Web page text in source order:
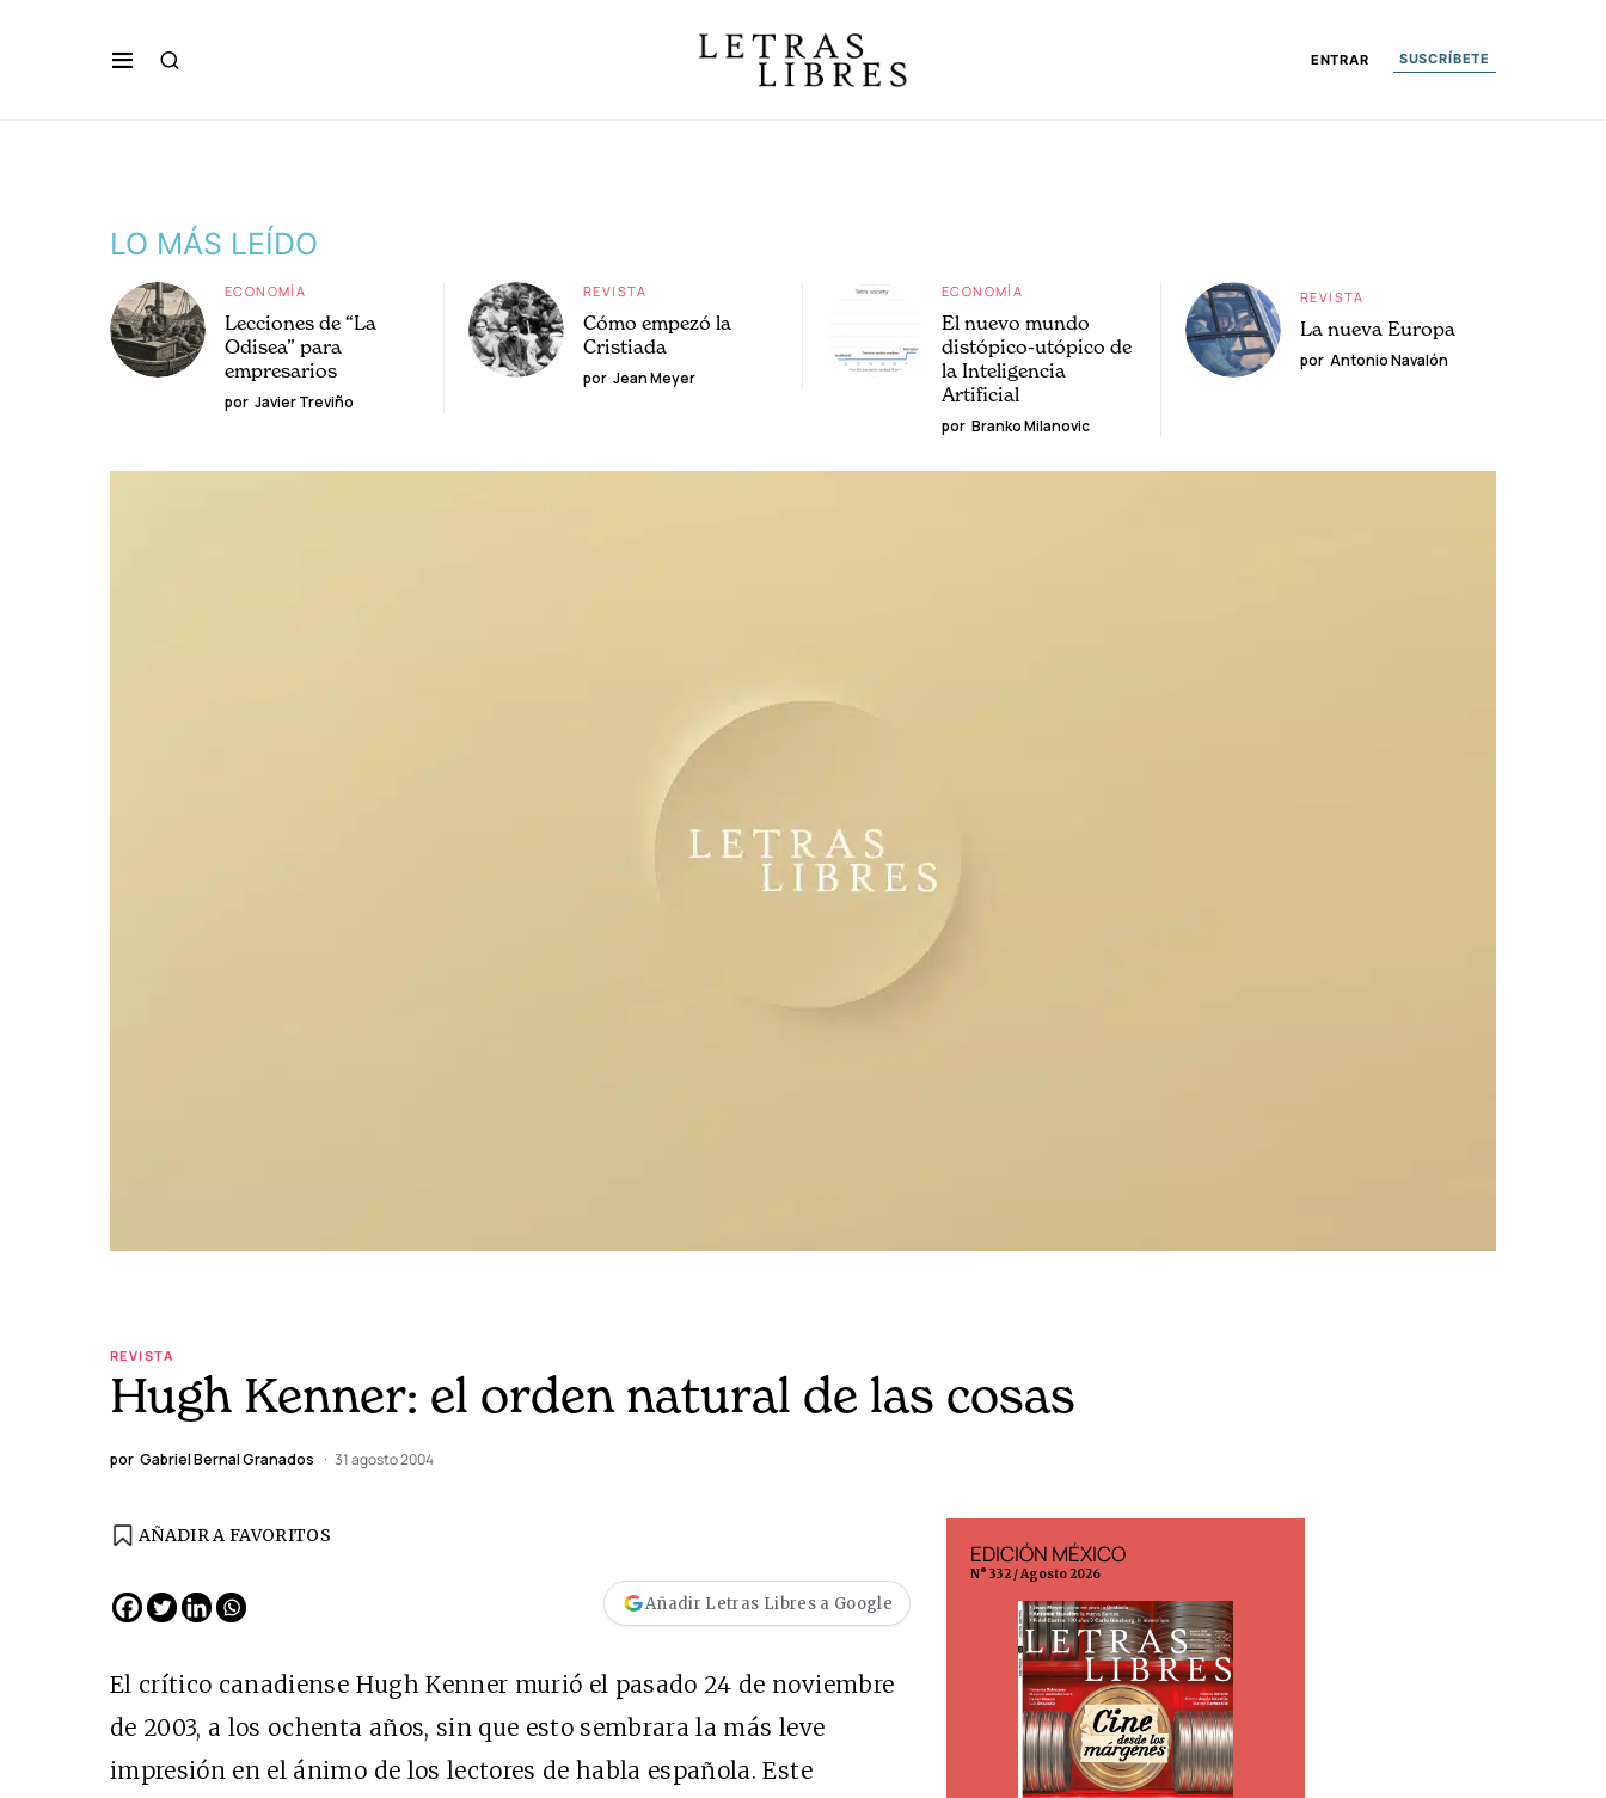
ENTRAR SUSCRÍBETE
LO MÁS LEÍDO
ECONOMÍA
Lecciones de “La
Odisea” para
empresarios
por Javier Treviño
REVISTA
Cómo empezó la
Cristiada
por Jean Meyer
ECONOMÍA
El nuevo mundo
distópico-utópico de
la Inteligencia
Artificial
por Branko Milanovic
REVISTA
La nueva Europa
por Antonio Navalón
REVISTA
Hugh Kenner: el orden natural de las cosas
por Gabriel Bernal Granados 31 agosto 2004
AÑADIR A FAVORITOS
Añadir Letras Libres a Google
El crítico canadiense Hugh Kenner murió el pasado 24 de noviembre
de 2003, a los ochenta años, sin que esto sembrara la más leve
impresión en el ánimo de los lectores de habla española. Este
EDICIÓN MÉXICO
N° 332 / Agosto 2026